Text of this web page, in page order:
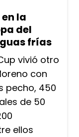
la
del
frías
vivió otro
con
pecho, 450
de 50
ellos